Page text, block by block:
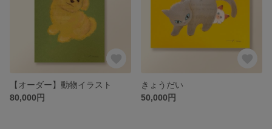
【オーダー】動物イラスト
80,000円
きょうだい
50,000円